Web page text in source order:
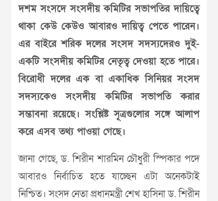
দশম সংসদে সংসদীয় কমিটির সভাপতির দায়িত্বে
থাকা কেউ কেউও আবারও দায়িত্ব পেতে পারেন।
এর বাইরে শরিক দলের সংসদ সদস্যদেরও দুই-
একটি সংসদীয় কমিটির নেতৃত্ব দেওয়া হতে পারে।
বিরোধী দলের এক বা একাধিক সিনিয়র সংসদ
সদস্যকেও সংসদীয় কমিটির সভাপতি করার
সম্ভাবনা রয়েছে। সংশ্লিষ্ট সূত্রগুলোর সঙ্গে আলাপ
করে এসব তথ্য পাওয়া গেছে।
জানা গেছে, ড. শিরীন শারমিন চৌধুরী স্পিকার পদে
আবারও নির্বাচিত হতে যাচ্ছেন এটা অনেকটাই
নিশ্চিত। সংসদ নেতা প্রধানমন্ত্রী শেখ হাসিনা ড. শিরীন